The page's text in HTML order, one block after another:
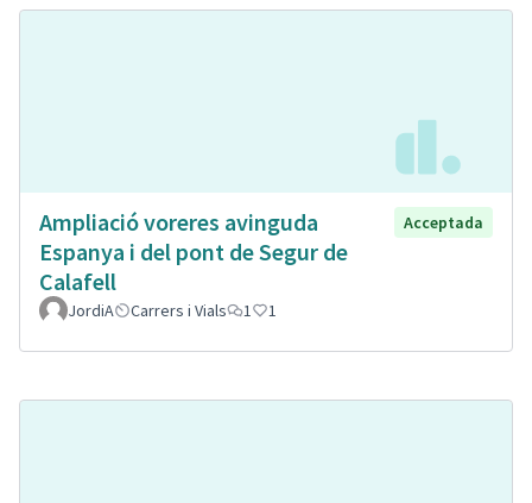
Ampliació voreres avinguda
Espanya i del pont de Segur de
Calafell
Acceptada
JordiA Carrers i Vials 1 1